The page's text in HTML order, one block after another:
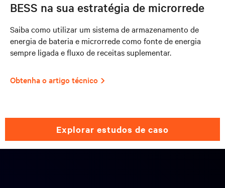
BESS na sua estratégia de microrrede
Saiba como utilizar um sistema de armazenamento de
energia de bateria e microrrede como fonte de energia
sempre ligada e fluxo de receitas suplementar.
Obtenha o artigo técnico
explorar estudos de caso